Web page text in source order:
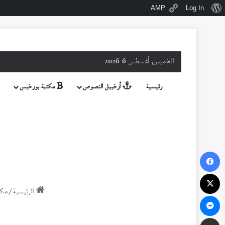
نبذةLog In
AMP
الخميس, أغسطس 6 2026
رئيسية أرخبيل النصوص مكتبة بورخيس
الرئيسية/